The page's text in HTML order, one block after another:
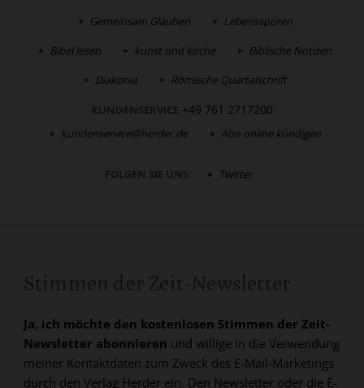
Gemeinsam Glauben
Lebensspuren
Bibel lesen
kunst und kirche
Biblische Notizen
Diakonia
Römische Quartalschrift
KUNDENSERVICE +49 761 2717200
kundenservice@herder.de Abo online kündigen
FOLGEN SIE UNS: Twitter
Stimmen der Zeit-Newsletter
Ja, ich möchte den kostenlosen Stimmen der Zeit-
Newsletter abonnieren und willige in die Verwendung
meiner Kontaktdaten zum Zweck des E-Mail-Marketings
durch den Verlag Herder ein. Den Newsletter oder die E-